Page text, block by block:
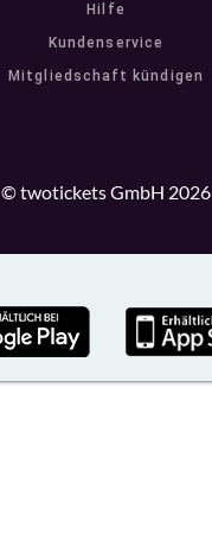
Hilfe
Kundenservice
Mitgliedschaft kündigen
© twotickets GmbH 2026